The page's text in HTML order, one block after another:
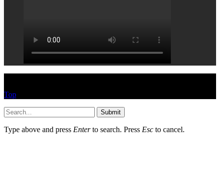
Top
Submit
Type above and press Enterto search. Press Esc to cancel.